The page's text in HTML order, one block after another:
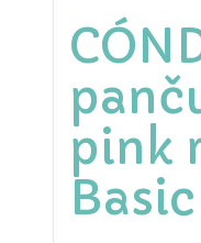
pink